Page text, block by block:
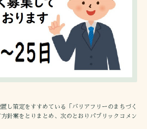
し策定をすすめている「バリアフリーのまちづく
針案をとりまとめ、次のとおりパブリックコメン